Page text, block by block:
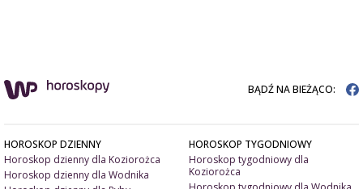
BĄDŹ NA BIEŻĄCO:
HOROSKOP DZIENNY
Horoskop dzienny dla Koziorożca
Horoskop dzienny dla Wodnika
HOROSKOP TYGODNIOWY
Horoskop tygodniowy dla
Koziorożca